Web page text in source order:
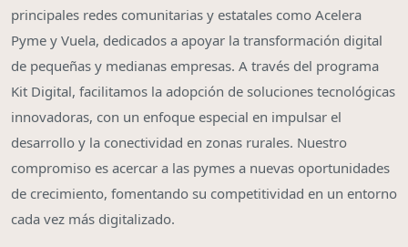
principales redes comunitarias y estatales como Acelera
Pyme y Vuela, dedicados a apoyar la transformación digital
de pequeñas y medianas empresas. A través del programa
Kit Digital, facilitamos la adopción de soluciones tecnológicas
innovadoras, con un enfoque especial en impulsar el
desarrollo y la conectividad en zonas rurales. Nuestro
compromiso es acercar a las pymes a nuevas oportunidades
de crecimiento, fomentando su competitividad en un entorno
cada vez más digitalizado.